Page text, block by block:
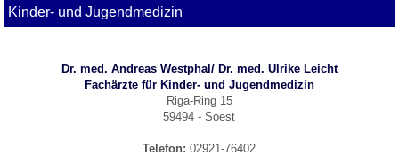
Kinder- und Jugendmedizin
Dr. med. Andreas Westphal/ Dr. med. Ulrike Leicht
Fachärzte für Kinder- und Jugendmedizin
Riga-Ring 15
59494 - Soest
Telefon: 02921-76402